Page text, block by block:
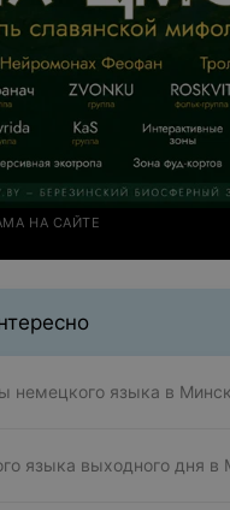
НА САЙТЕ
немецкого языка в
языка выходного дня в